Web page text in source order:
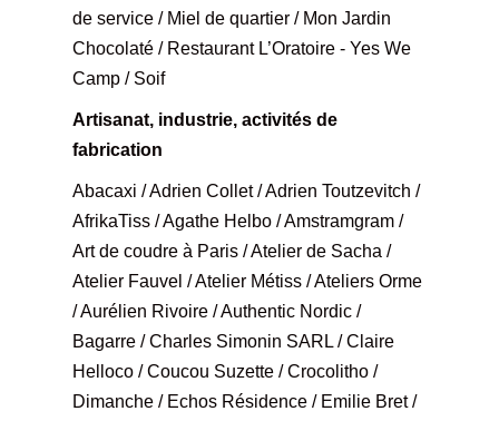
de service / Miel de quartier / Mon Jardin
Chocolaté / Restaurant L’Oratoire - Yes We
Camp / Soif
Artisanat, industrie, activités de
fabrication
Abacaxi / Adrien Collet / Adrien Toutzevitch /
AfrikaTiss / Agathe Helbo / Amstramgram /
Art de coudre à Paris / Atelier de Sacha /
Atelier Fauvel / Atelier Métiss / Ateliers Orme
/ Aurélien Rivoire / Authentic Nordic /
Bagarre / Charles Simonin SARL / Claire
Helloco / Coucou Suzette / Crocolitho /
Dimanche / Echos Résidence / Emilie Bret /